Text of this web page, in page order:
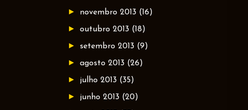
► novembro 2013 (16)
►outubro 2013 (18)
► setembro 2013 (9)
►agosto 2013 (26)
► julho 2013 (35)
► junho 2013 (20)